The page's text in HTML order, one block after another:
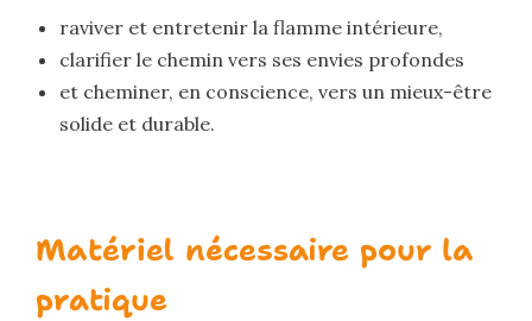
raviver et entretenir la flamme intérieure,
clarifier le chemin vers ses envies profondes
et cheminer, en conscience, vers un mieux-être
solide et durable.
Matériel nécessaire pour la
pratique